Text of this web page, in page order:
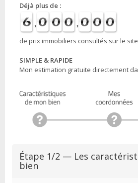
Déjà plus de :
de prix immobiliers consultés sur le site
SIMPLE & RAPIDE
Mon estimation gratuite directement
Étape 1/2 — Les
bien